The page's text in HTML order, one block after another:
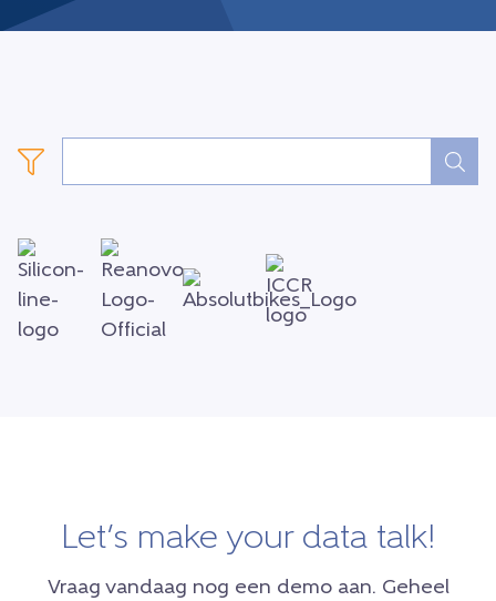
Let’s make your data talk!
Vraag vandaag nog een demo aan. Geheel